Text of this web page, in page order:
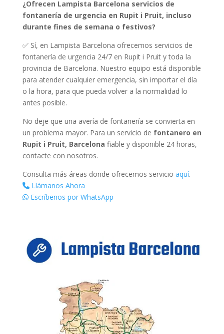
¿Ofrecen Lampista Barcelona servicios de
fontanería de urgencia en Rupit i Pruit, incluso
durante fines de semana o festivos?
✅ Sí, en Lampista Barcelona ofrecemos servicios de
fontanería de urgencia 24/7 en Rupit i Pruit y toda la
provincia de Barcelona. Nuestro equipo está disponible
para atender cualquier emergencia, sin importar el día
o la hora, para que pueda volver a la normalidad lo
antes posible.
No deje que una avería de fontanería se convierta en
un problema mayor. Para un servicio de fontanero en
Rupit i Pruit, Barcelona fiable y disponible 24 horas,
contacte con nosotros.
Consulta más áreas donde ofrecemos servicio aquí.
Llámanos Ahora
Escríbenos por WhatsApp